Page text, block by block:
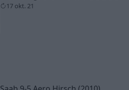
17 okt. 21